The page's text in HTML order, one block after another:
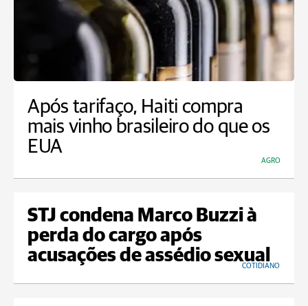
Após tarifaço, Haiti compra
mais vinho brasileiro do que os
EUA
AGRO
STJ condena Marco Buzzi à
perda do cargo após
acusações de assédio sexual
COTIDIANO